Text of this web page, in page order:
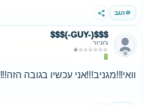
הגב שתף
$$$(-GUY-)$$$
ג'וניור
וואי!!!מגניב!!!אני עכשיו בגובה הזה!!!